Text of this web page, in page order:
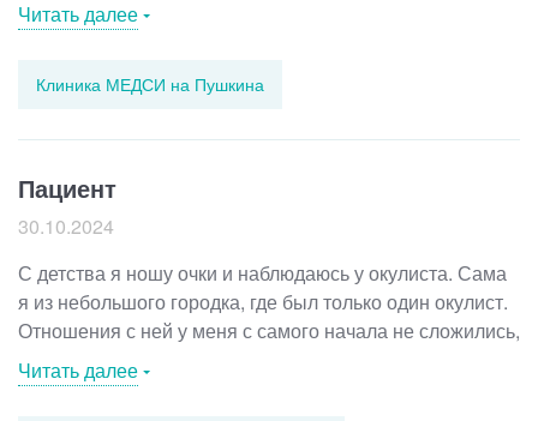
заботлива. Побольше бы таких медицинских
Читать далее
Клиника МЕДСИ на Пушкина
Пациент
30.10.2024
С детства я ношу очки и наблюдаюсь у окулиста. Сама
я из небольшого городка, где был только один окулист.
Отношения с ней у меня с самого начала не сложились,
все детство и подростковые годы поход к ней был
сущим мучением. Сейчас проживаю в Перми, зрение
Читать далее